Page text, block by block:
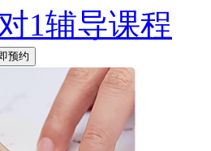
1辅导课程
预约